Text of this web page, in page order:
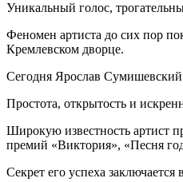
Уникальный голос,
Феномен артиста до сих пор
Кремлевском дворце.
Сегодня Ярослав
Простота, открытость и
Широкую известность артист
премий «Виктория», «Песня
Секрет его успеха